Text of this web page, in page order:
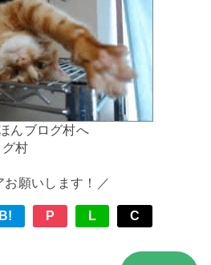
村
お願いします！／
B! P L C